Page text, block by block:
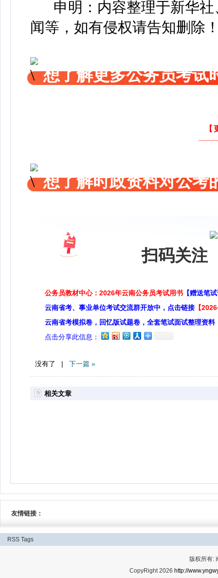
申明：内容整理于新华社
闻等，如有侵权请告知删除
想了解更多公务员考试
想了解时政资料对公考
扫码关注
公务员教材中心：2026年云南公务员考试用书 【赠送笔
云南省考、事业单位考试交流群开放中，点击链接 【
云南省考模拟卷，回忆版试题卷，全套笔试面试整理资料
点击分享此信息：
没有了 | 下一篇 »
相关文章
友情链接：
RSS Tags
版权所有:
CopyRight 2026 http://